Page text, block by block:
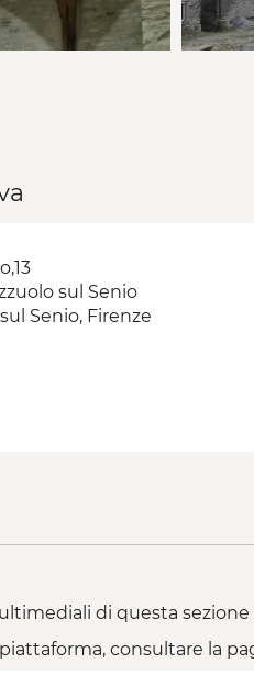
sul Senio
Senio, Firenze
di questa
consultare la